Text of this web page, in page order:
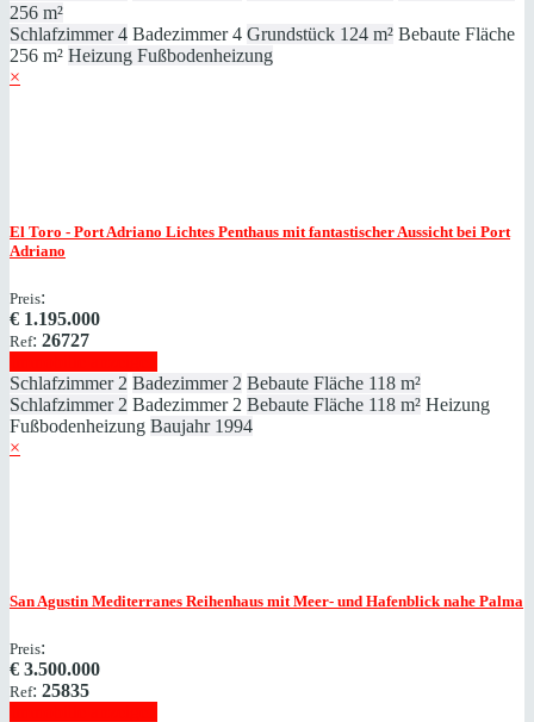
256 m²
Schlafzimmer 4 Badezimmer 4 Grundstück 124 m² Bebaute Fläche
256 m² Heizung Fußbodenheizung
×
El Toro - Port Adriano Lichtes Penthaus mit fantastischer Aussicht bei Port
Adriano
Preis:
€ 1.195.000
Ref: 26727
Schlafzimmer 2 Badezimmer 2 Bebaute Fläche 118 m²
Schlafzimmer 2 Badezimmer 2 Bebaute Fläche 118 m² Heizung
Fußbodenheizung Baujahr 1994
×
San Agustin Mediterranes Reihenhaus mit Meer- und Hafenblick nahe Palma
Preis:
€ 3.500.000
Ref: 25835